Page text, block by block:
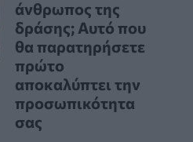
άνθρωπος της
δράσης; Αυτό που
θα παρατηρήσετε
πρώτο
αποκαλύπτει την
προσωπικότητα
σας